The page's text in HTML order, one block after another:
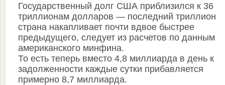
Государственный долг США приблизился к 36
триллионам долларов — последний триллион
страна накапливает почти вдвое быстрее
предыдущего, следует из расчетов по данным
американского минфина.
То есть теперь вместо 4,8 миллиарда в день к
задолженности каждые сутки прибавляется
примерно 8,7 миллиарда.